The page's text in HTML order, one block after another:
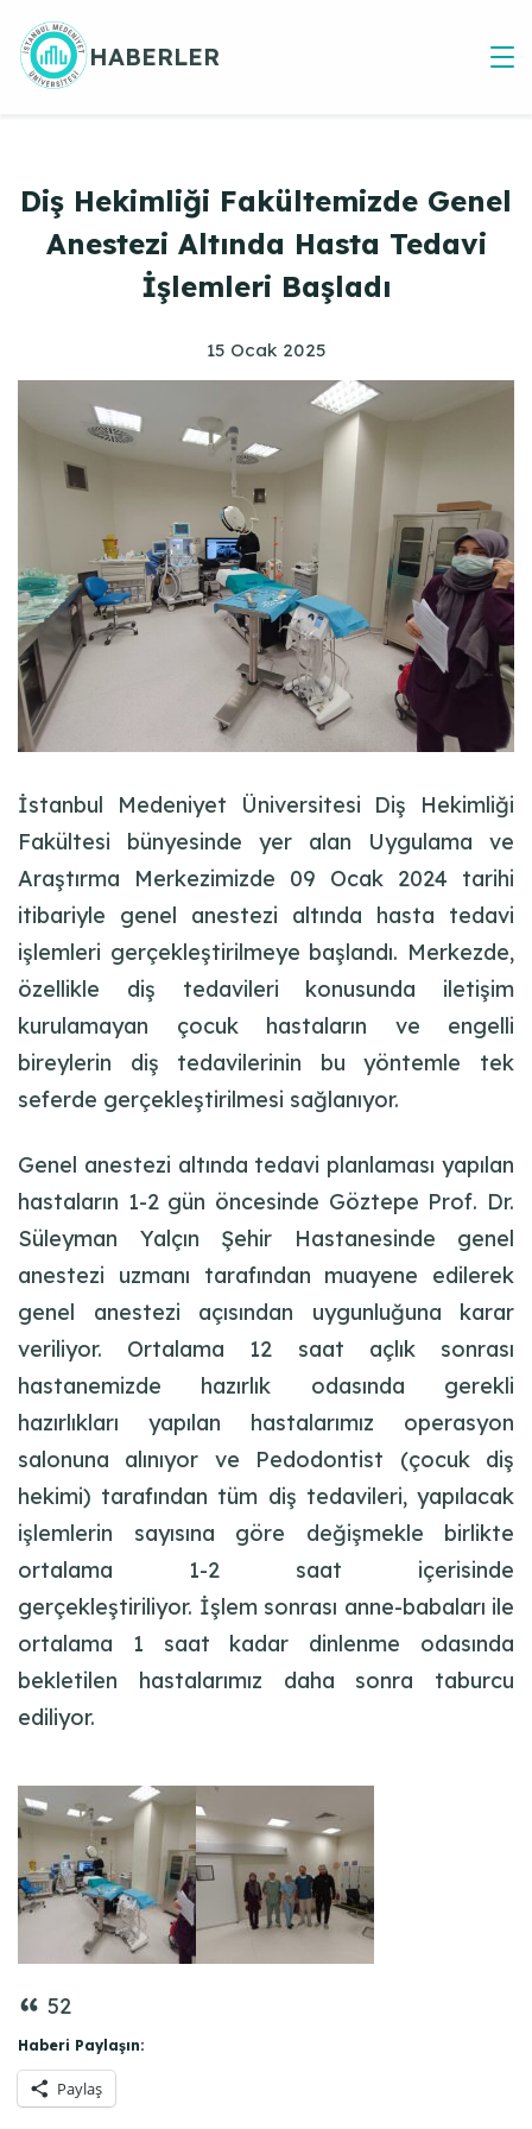
Skip
to
content
HABERLER
Diş Hekimliği Fakültemizde Genel
Anestezi Altında Hasta Tedavi
İşlemleri Başladı
15 Ocak 2025
İstanbul Medeniyet Üniversitesi Diş Hekimliği
Fakültesi bünyesinde yer alan Uygulama ve
Araştırma Merkezimizde 09 Ocak 2024 tarihi
itibariyle genel anestezi altında hasta tedavi
işlemleri gerçekleştirilmeye başlandı. Merkezde,
özellikle diş tedavileri konusunda iletişim
kurulamayan çocuk hastaların ve engelli
bireylerin diş tedavilerinin bu yöntemle tek
seferde gerçekleştirilmesi sağlanıyor.
Genel anestezi altında tedavi planlaması yapılan
hastaların 1-2 gün öncesinde Göztepe Prof. Dr.
Süleyman Yalçın Şehir Hastanesinde genel
anestezi uzmanı tarafından muayene edilerek
genel anestezi açısından uygunluğuna karar
veriliyor. Ortalama 12 saat açlık sonrası
hastanemizde hazırlık odasında gerekli
hazırlıkları yapılan hastalarımız operasyon
salonuna alınıyor ve Pedodontist (çocuk diş
hekimi) tarafından tüm diş tedavileri, yapılacak
işlemlerin sayısına göre değişmekle birlikte
ortalama 1-2 saat içerisinde
gerçekleştiriliyor. İşlem sonrası anne-babaları ile
ortalama 1 saat kadar dinlenme odasında
bekletilen hastalarımız daha sonra taburcu
ediliyor.
52
Haberi Paylaşın:
Paylaş